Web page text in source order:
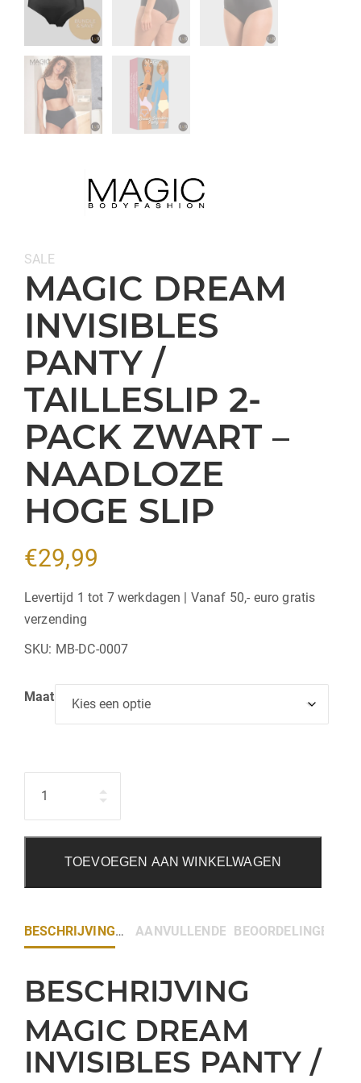
Categorie:
SALE
MAGIC DREAM
INVISIBLES
PANTY /
TAILLESLIP 2-
PACK ZWART –
NAADLOZE
HOGE SLIP
€29,99
Levertijd 1 tot 7 werkdagen | Vanaf 50,- euro gratis
verzending
SKU: MB-DC-0007
Maat
TOEVOEGEN AAN WINKELWAGEN
BESCHRIJVING AANVULLENDE INFORMATIE
BEOORDELINGEN (0)
BESCHRIJVING
MAGIC DREAM
INVISIBLES PANTY /